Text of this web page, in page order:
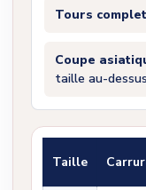
Tours
Coupe
taille au-
Taille